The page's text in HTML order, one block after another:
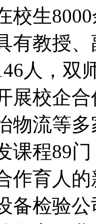
校生
有教授
人，双
展校企
物流等
课程89
作育人
备检验